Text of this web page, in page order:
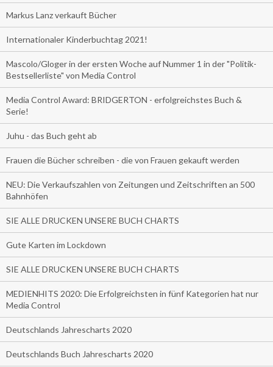
Markus Lanz verkauft Bücher
Internationaler Kinderbuchtag 2021!
Mascolo/Gloger in der ersten Woche auf Nummer 1 in der "Politik-
Bestsellerliste" von Media Control
Media Control Award: BRIDGERTON - erfolgreichstes Buch &
Serie!
Juhu - das Buch geht ab
Frauen die Bücher schreiben - die von Frauen gekauft werden
NEU: Die Verkaufszahlen von Zeitungen und Zeitschriften an 500
Bahnhöfen
SIE ALLE DRUCKEN UNSERE BUCH CHARTS
Gute Karten im Lockdown
SIE ALLE DRUCKEN UNSERE BUCH CHARTS
MEDIENHITS 2020: Die Erfolgreichsten in fünf Kategorien hat nur
Media Control
Deutschlands Jahrescharts 2020
Deutschlands Buch Jahrescharts 2020